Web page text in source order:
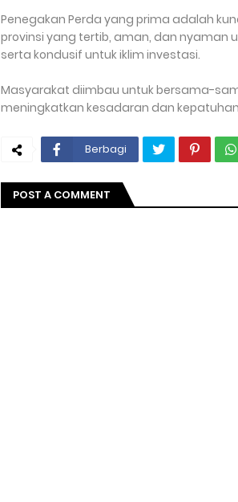
Penegakan Perda yang prima adalah
provinsi yang tertib, aman, dan
serta kondusif untuk iklim investasi.
Masyarakat diimbau untuk bersama-
meningkatkan kesadaran dan
Berbagi
POST A COMMENT